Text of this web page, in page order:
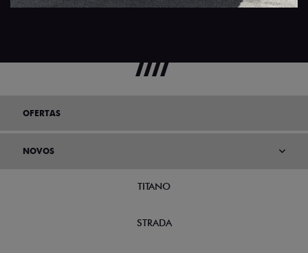
OFERTAS
NOVOS
TITANO
STRADA